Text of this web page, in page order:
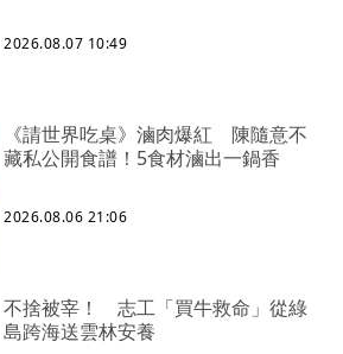
2026.08.07 10:49
《請世界吃桌》滷肉爆紅 陳隨意不
藏私公開食譜！5食材滷出一鍋香
2026.08.06 21:06
不捨被宰！ 志工「買牛救命」從綠
島跨海送雲林安養